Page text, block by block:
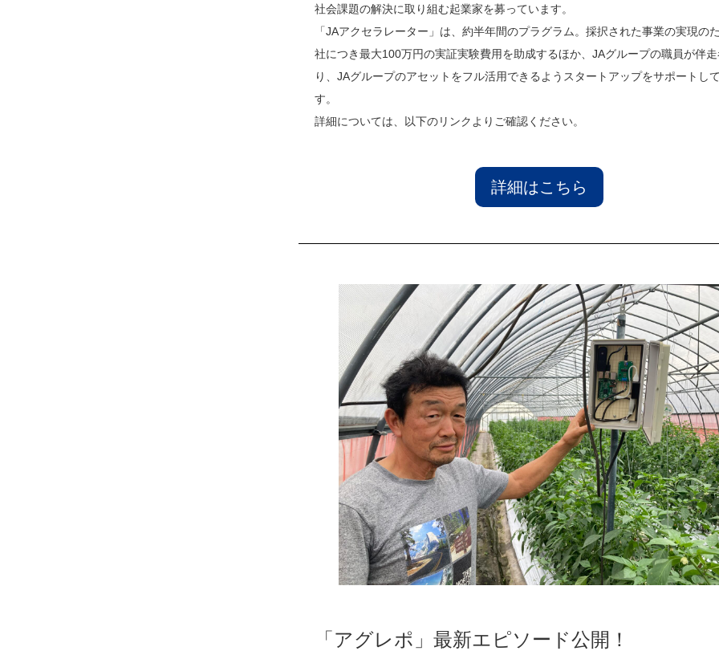
社会課題の解決に取り組む起業家を募っています。
「JAアクセラレーター」は、約半年間のプラグラム。採択された事業の実現の
社につき最大100万円の実証実験費用を助成するほか、JAグループの職員が伴
り、JAグループのアセットをフル活用できるようスタートアップをサポートし
す。
詳細については、以下のリンクよりご確認ください。
詳細はこちら
「アグレポ」最新エピソード公開！